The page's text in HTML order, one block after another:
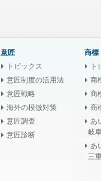
意匠
トピックス
意匠制度の活用法
意匠戦略
海外の模倣対策
意匠調査
意匠診断
商標
ト
商
商
商
あ
岐
あ
三